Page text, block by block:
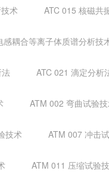
术 ATC 015 核磁共
感耦合等离子体质谱分析技
ATC 021 滴定分析
ATM 002 弯曲试验
技术 ATM 007 冲击
ATM 011 压缩试验